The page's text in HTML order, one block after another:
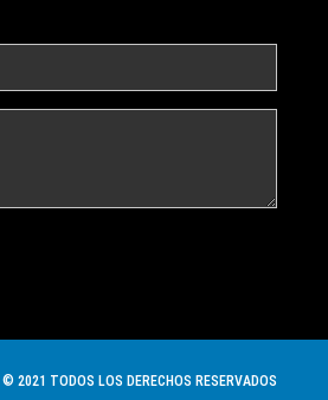
© 2021 TODOS LOS DERECHOS RESERVADOS